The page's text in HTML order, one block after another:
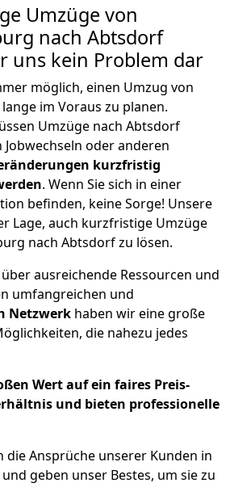
Umzüge von
nach Abtsdorf
uns kein Problem dar
möglich, einen Umzug von
im Voraus zu planen.
Umzüge nach Abtsdorf
oder anderen
kurzfristig
. Wenn Sie sich in einer
befinden, keine Sorge! Unsere
Lage, auch kurzfristige Umzüge
nach Abtsdorf zu lösen.
ausreichende Ressourcen und
umfangreichen und
Netzwerk haben wir eine große
die nahezu jedes
Wert auf ein faires Preis-
und bieten professionelle
die Ansprüche unserer Kunden in
geben unser Bestes, um sie zu